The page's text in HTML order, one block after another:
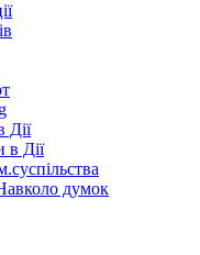
Дії
в Дії
думок